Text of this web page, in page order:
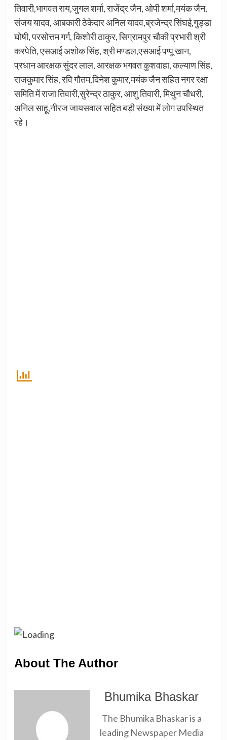
तिवारी,भागवत राय,जुगल शर्मा, राजेंद्र जैन, ओपी शर्मा,मयंक जैन,
संजय यादव, आबकारी ठेकेदार अनिल यादव,ब्रजेन्द्र सिंघई,गुड्डा
घोषी, परसोत्तम गर्ग, किशोरी ठाकुर, सिग्रामपुर चौकी प्रभारी श्री
करपेति, एसआई अशोक सिंह, श्री मण्डल,एसआई पप्पू खान,
प्रधान आरक्षक सुंदर लाल, आरक्षक भगवत कुशवाहा, कल्याण सिंह,
राजकुमार सिंह, रवि गौतम,दिनेश कुमार,मयंक जैन सहित नगर रक्षा
समिति में राजा तिवारी,सुरेन्द्र ठाकुर, आशु तिवारी, मिथुन चौधरी,
अनिल साहू,नीरज जायसवाल सहित बड़ी संख्या में लोग उपस्थित
रहे।
About The Author
Bhumika Bhaskar
The Bhumika Bhaskar is a
leading Newspaper Media